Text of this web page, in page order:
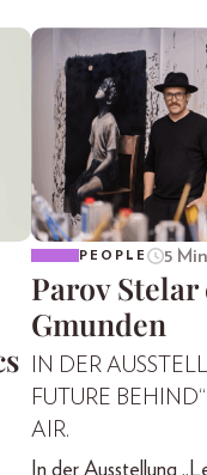
PEOPLE 5
Parov
Gmunden
IN DER
FUTURE
AIR.
In der Ausstellung